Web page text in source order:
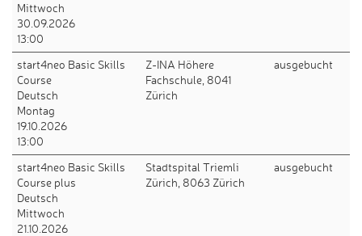
Mittwoch
30.09.2026
13:00
start4neo Basic Skills
Course
Deutsch
Montag
19.10.2026
13:00
Z-INA Höhere
Fachschule, 8041
Zürich
ausgebucht
start4neo Basic Skills
Course plus
Deutsch
Mittwoch
21.10.2026
Stadtspital Triemli
Zürich, 8063 Zürich
ausgebucht